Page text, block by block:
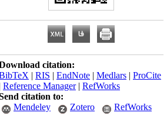
citation:
| RIS | EndNote | Medlars | ProCite
Reference Manager| RefWorks
citation to:
Mendeley
Zotero RefWorks